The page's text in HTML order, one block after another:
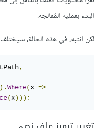
البدء بعملية المُعالجة.
لكن انتبه، في هذه الحالة،
,
).Where(x =>
(x)));